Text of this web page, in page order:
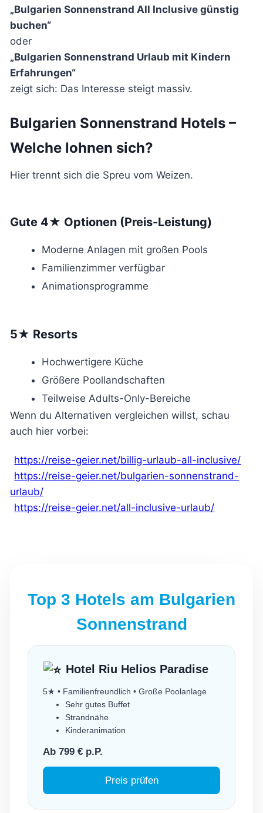
„Bulgarien Sonnenstrand All Inclusive günstig
buchen“
oder
„Bulgarien Sonnenstrand Urlaub mit Kindern
Erfahrungen“
zeigt sich: Das Interesse steigt massiv.
Bulgarien Sonnenstrand Hotels –
Welche lohnen sich?
Hier trennt sich die Spreu vom Weizen.
Gute 4★ Optionen (Preis-Leistung)
Moderne Anlagen mit großen Pools
Familienzimmer verfügbar
Animationsprogramme
5★ Resorts
Hochwertigere Küche
Größere Poollandschaften
Teilweise Adults-Only-Bereiche
Wenn du Alternativen vergleichen willst, schau
auch hier vorbei:
https://reise-geier.net/billig-urlaub-all-inclusive/
https://reise-geier.net/bulgarien-sonnenstrand-
urlaub/
https://reise-geier.net/all-inclusive-urlaub/
Top 3 Hotels am Bulgarien
Sonnenstrand
Hotel Riu Helios Paradise
5★ • Familienfreundlich • Große Poolanlage
Sehr gutes Buffet
Strandnähe
Kinderanimation
Ab 799 € p.P.
Preis prüfen